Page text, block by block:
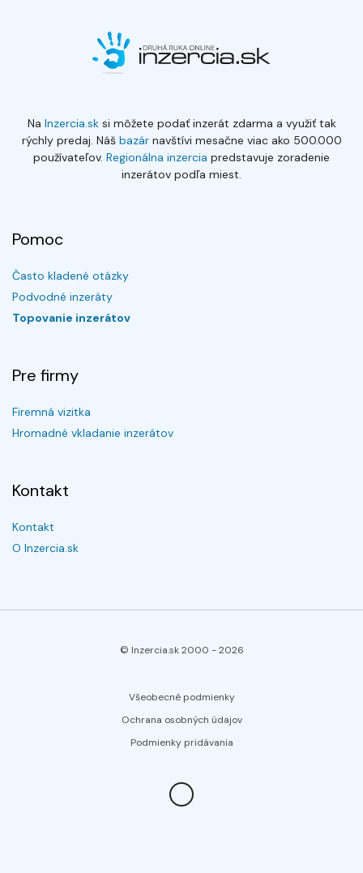
Na Inzercia.sksi môžete podať inzerát zdarma a využiť tak
rýchly predaj. Náš bazárnavštívi mesačne viac ako 500.000
používateľov. Regionálna inzercia predstavuje zoradenie
inzerátov podľa miest.
Pomoc
Často kladené otázky
Podvodné inzeráty
Topovanie inzerátov
Pre firmy
Firemná vizitka
Hromadné vkladanie inzerátov
Kontakt
Kontakt
O Inzercia.sk
© Inzercia.sk 2000 -2026
Všeobecné podmienky
Ochrana osobných údajov
Podmienky pridávania